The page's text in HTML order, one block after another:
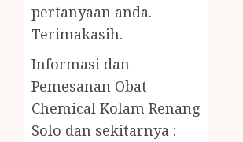
pertanyaan anda.
Terimakasih.
Informasi dan
Pemesanan Obat
Chemical Kolam Renang
Solo dan sekitarnya :